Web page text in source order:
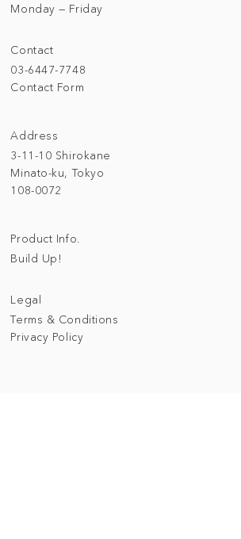
Address
3-11-10 Shirokane
Minato-ku, Tokyo
108-0072
Contact
03-6447-7748
Contact Form
Monday — Friday
Legal
Terms & Conditions
Privacy Policy
Product Info.
Build Up!